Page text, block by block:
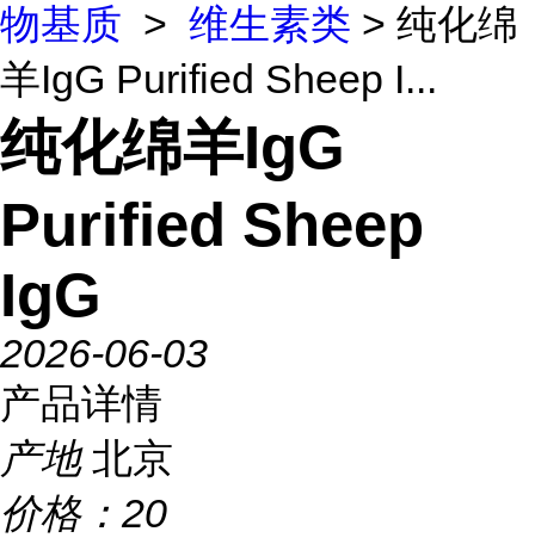
物基质 > 维生素类 > 纯化绵
羊IgG Purified Sheep I...
纯化绵羊IgG
Purified Sheep
IgG
2026-06-03
产品详情
产地 北京
价格： 20